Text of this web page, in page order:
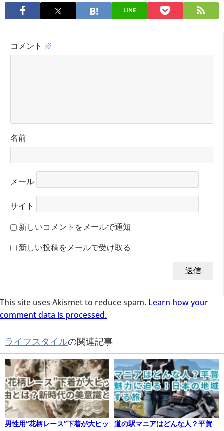
LINE
コメント ※
名前
メール
サイト
新しいコメントをメールで通知
新しい投稿をメールで受け取る
This site uses Akismet to reduce spam. Learn how your
comment data is processed.
ライフスタイルの関連記事
男性用“花柄レース”下着が大ヒッ
道の駅マニアはどんな人？平賀